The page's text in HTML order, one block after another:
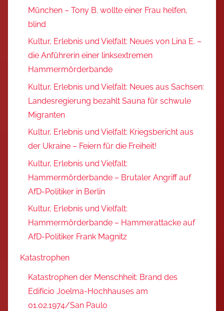
München – Tony B. wollte einer Frau helfen,
blind
Kultur, Erlebnis und Vielfalt: Neues von Lina E. –
die Anführerin einer linksextremen
Hammermörderbande
Kultur, Erlebnis und Vielfalt: Neues aus Sachsen:
Landesregierung bezahlt Sauna für schwule
Migranten
Kultur, Erlebnis und Vielfalt: Kriegsbericht aus
der Ukraine – Feiern für die Freiheit!
Kultur, Erlebnis und Vielfalt:
Hammermörderbande – Brutaler Angriff auf
AfD-Politiker in Berlin
Kultur, Erlebnis und Vielfalt:
Hammermörderbande – Hammerattacke auf
AfD-Politiker Frank Magnitz
Katastrophen
Katastrophen der Menschheit: Brand des
Edifício Joelma-Hochhauses am
01.02.1974/San Paulo